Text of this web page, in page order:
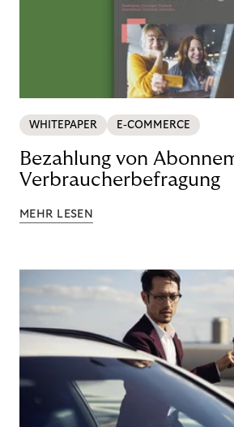
WHITEPAPER E-COMMERCE
Bezahlung von
Verbraucherbefragung
MEHR LESEN